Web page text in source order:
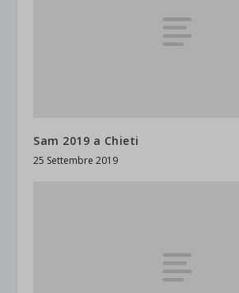
Sam 2019 a Chieti
25 Settembre 2019